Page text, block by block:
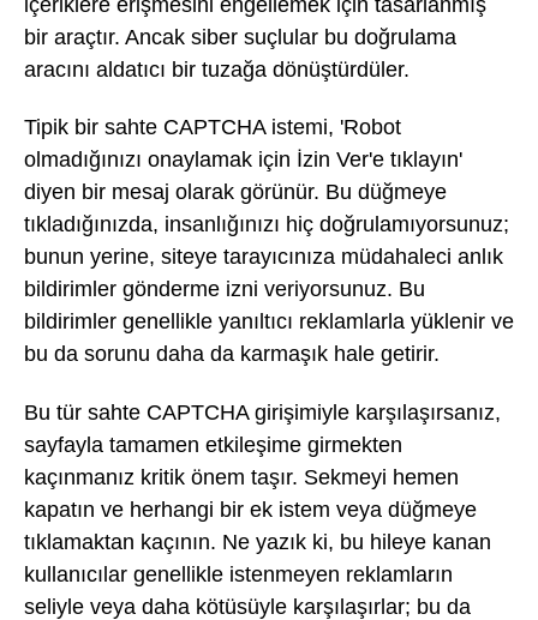
bir araçtır. Ancak siber suçlular bu doğrulama
aracını aldatıcı bir tuzağa dönüştürdüler.
Tipik bir sahte CAPTCHA istemi, 'Robot
olmadığınızı onaylamak için İzin Ver'e tıklayın'
diyen bir mesaj olarak görünür. Bu düğmeye
tıkladığınızda, insanlığınızı hiç doğrulamıyorsunuz;
bunun yerine, siteye tarayıcınıza müdahaleci anlık
bildirimler gönderme izni veriyorsunuz. Bu
bildirimler genellikle yanıltıcı reklamlarla yüklenir ve
bu da sorunu daha da karmaşık hale getirir.
Bu tür sahte CAPTCHA girişimiyle karşılaşırsanız,
sayfayla tamamen etkileşime girmekten
kaçınmanız kritik önem taşır. Sekmeyi hemen
kapatın ve herhangi bir ek istem veya düğmeye
tıklamaktan kaçının. Ne yazık ki, bu hileye kanan
kullanıcılar genellikle istenmeyen reklamların
seliyle veya daha kötüsüyle karşılaşırlar; bu da